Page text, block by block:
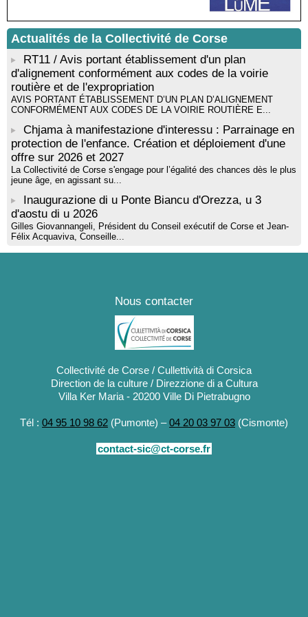
! Événement reporté ! Cycle de conférences peinture animé
Tallà
Actualités de la Collectivité de Corse
RT11 / Avis portant établissement d'un plan
d'alignement conformément aux codes de la voirie
routière et de l'expropriation
AVIS PORTANT ÉTABLISSEMENT D’UN PLAN D’ALIGNEMENT
CONFORMÉMENT AUX CODES DE LA VOIRIE ROUTIÈRE E...
Chjama à manifestazione d'interessu : Parrainage en
protection de l'enfance. Création et déploiement d'une
offre sur 2026 et 2027
La Collectivité de Corse s'engage pour l’égalité des chances dès le plus
jeune âge, en agissant su...
Inaugurazione di u Ponte Biancu d'Orezza, u 3
d'aostu di u 2026
Gilles Giovannangeli, Président du Conseil exécutif de Corse et Jean-
Félix Acquaviva, Conseille...
Nous contacter
Collectivité de Corse / Cullettività di Corsica
Direction de la culture / Direzzione di a Cultura
Villa Ker Maria - 20200 Ville Di Pietrabugno
Tél : 04 95 10 98 62 (Pumonte) –04 20 03 97 03 (Cismonte)
contact-sic@ct-corse.fr